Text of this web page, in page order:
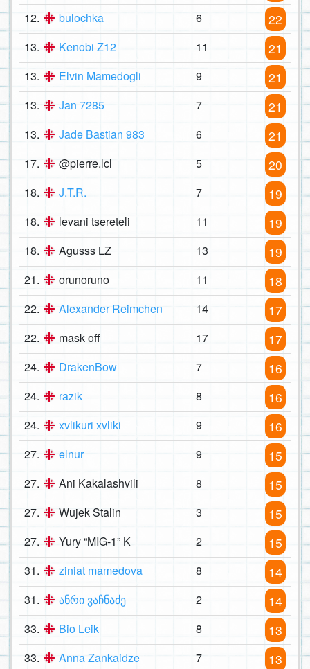
12. bulochka 6 22
13. Kenobi Z12 11 21
13. Elvin Mamedogli 9 21
13. Jan 7285 7 21
13. Jade Bastian 983 6 21
17. @pierre.lcl 5 20
18. J.T.R. 7 19
18. levani tsereteli 11 19
18. Agusss LZ 13 19
21. orunoruno 11 18
22. Alexander Reimchen 14 17
22. mask off 17 17
24. DrakenBow 7 16
24. razik 8 16
24. xvlikuri xvliki 9 16
27. elnur 9 15
27. Ani Kakalashvili 8 15
27. Wujek Stalin 3 15
27. Yury “MIG-1” K 2 15
31. ziniat mamedova 8 14
31. ანრი ვაჩნაძე 2 14
33. Bio Leik 8 13
33. Anna Zankaidze 7 13